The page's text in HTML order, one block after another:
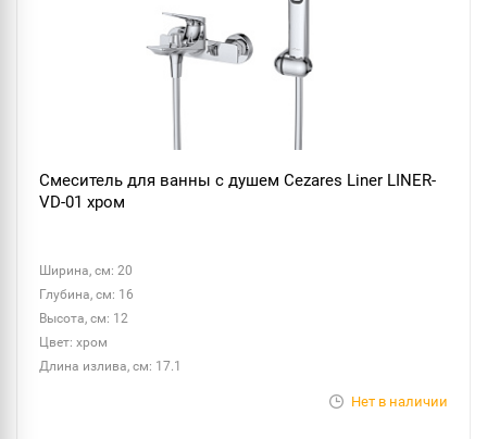
Смеситель для ванны с душем Cezares Liner LINER-
VD-01 хром
Ширина, см: 20
Глубина, см: 16
Высота, см: 12
Цвет: хром
Длина излива, см: 17.1
Нет в наличии